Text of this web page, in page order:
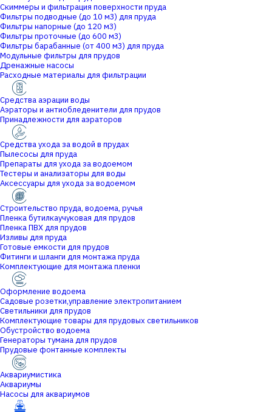
Скиммеры и фильтрация поверхности пруда
Фильтры подводные (до 10 м3) для пруда
Фильтры напорные (до 120 м3)
Фильтры проточные (до 600 м3)
Фильтры барабанные (от 400 м3) для пруда
Модульные фильтры для прудов
Дренажные насосы
Расходные материалы для фильтрации
Средства аэрации воды
Аэраторы и антиобледенители для прудов
Принадлежности для аэраторов
Средства ухода за водой в прудах
Пылесосы для пруда
Препараты для ухода за водоемом
Тестеры и анализаторы для воды
Аксессуары для ухода за водоемом
Строительство пруда, водоема, ручья
Пленка бутилкаучуковая для прудов
Пленка ПВХ для прудов
Изливы для пруда
Готовые емкости для прудов
Фитинги и шланги для монтажа пруда
Комплектующие для монтажа пленки
Оформление водоема
Садовые розетки,управление электропитанием
Светильники для прудов
Комплектующие товары для прудовых светильников
Обустройство водоема
Генераторы тумана для прудов
Прудовые фонтанные комплекты
Аквариумистика
Аквариумы
Насосы для аквариумов